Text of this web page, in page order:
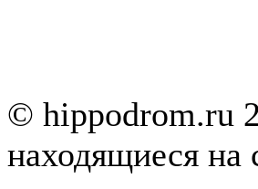
© hippodrom.ru
находящиеся на